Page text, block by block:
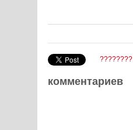
????????
комментариев